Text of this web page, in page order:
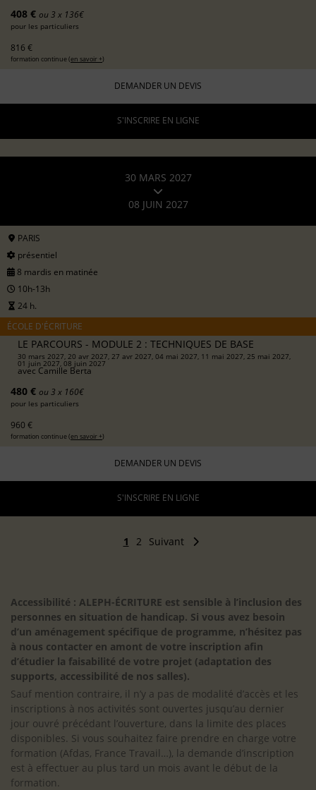
408 € ou 3 x 136€
pour les particuliers
816 €
formation continue (en savoir +)
DEMANDER UN DEVIS
S'INSCRIRE EN LIGNE
30 MARS 2027
08 JUIN 2027
PARIS
présentiel
8 mardis en matinée
10h-13h
24 h.
ÉCOLE D'ÉCRITURE
LE PARCOURS - MODULE 2 : TECHNIQUES DE BASE
30 mars 2027, 20 avr 2027, 27 avr 2027, 04 mai 2027, 11 mai 2027, 25 mai 2027,
01 juin 2027, 08 juin 2027
avec Camille Berta
480 € ou 3 x 160€
pour les particuliers
960 €
formation continue (en savoir +)
DEMANDER UN DEVIS
S'INSCRIRE EN LIGNE
1 2 Suivant
Accessibilité : ALEPH-ÉCRITURE est sensible à l’inclusion des
personnes en situation de handicap. Si vous avez besoin
d’un aménagement spécifique de programme, n’hésitez pas
à nous contacter en amont de votre inscription afin
d’étudier la faisabilité de votre projet (adaptation des
supports, accessibilité de nos salles).
Sauf mention contraire, il n’y a pas de modalité d’accès et les
inscriptions à nos activités sont ouvertes jusqu’au dernier
jour ouvré précédant l’ouverture, dans la limite des places
disponibles. Si vous souhaitez faire prendre en charge votre
formation (Afdas, France Travail…), la demande d’inscription
est à effectuer au plus tard un mois avant le début de la
formation.